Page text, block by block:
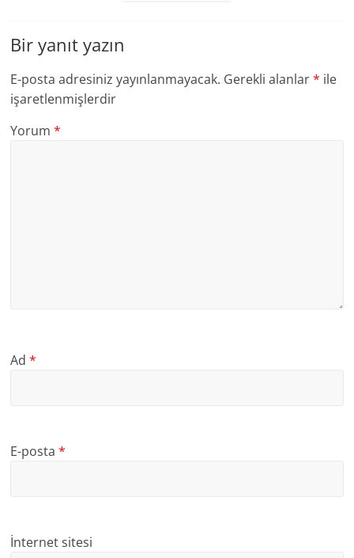
Bir yanıt yazın
E-posta adresiniz yayınlanmayacak. Gerekli alanlar* ile
işaretlenmişlerdir
Yorum*
Ad*
E-posta*
İnternet sitesi